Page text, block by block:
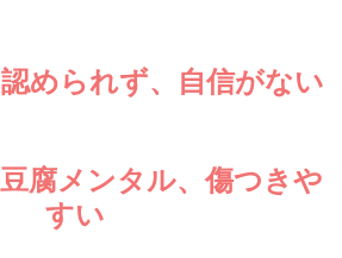
められず、自信がない
腐メンタル、傷つきや
すい